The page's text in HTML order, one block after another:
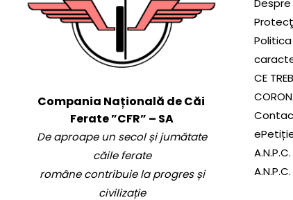
Compania Națională de Căi
Ferate ”CFR” – SA
De aproape un secol și jumătate
căile ferate
române contribuie la progres și
civilizație
CE
A.N.P.C.